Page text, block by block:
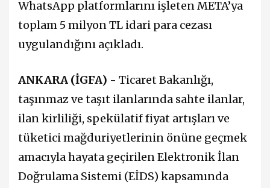
WhatsApp platformlarını işleten META’ya
toplam 5 milyon TL idari para cezası
uygulandığını açıkladı.
ANKARA (İGFA) - Ticaret Bakanlığı,
taşınmaz ve taşıt ilanlarında sahte ilanlar,
ilan kirliliği, spekülatif fiyat artışları ve
tüketici mağduriyetlerinin önüne geçmek
amacıyla hayata geçirilen Elektronik İlan
Doğrulama Sistemi (EİDS) kapsamında